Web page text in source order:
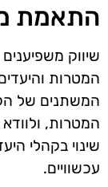
התאמת
שיווק
המטרות
המשתנים של
המטרות, ולוודא
שינוי בקהלי
עכשוויים.